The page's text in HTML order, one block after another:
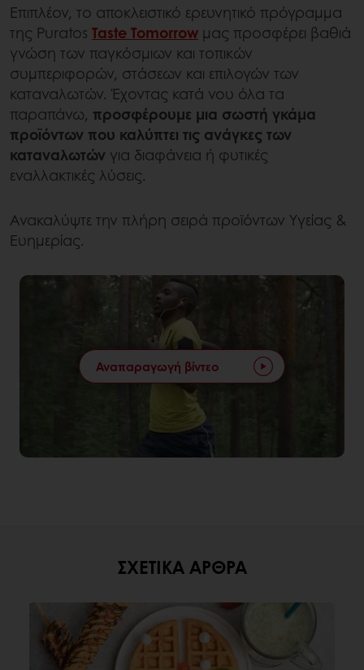
Επιπλέον, το αποκλειστικό ερευνητικό πρόγραμμα
της Puratos Taste Tomorrow μας προσφέρει βαθιά
γνώση των παγκόσμιων και τοπικών
συμπεριφορών, στάσεων και επιλογών των
καταναλωτών. Έχοντας κατά νου όλα τα
παραπάνω, προσφέρουμε μια σωστή γκάμα
προϊόντων που καλύπτει τις ανάγκες των
καταναλωτών για διαφάνεια ή φυτικές
εναλλακτικές λύσεις.
Ανακαλύψτε την πλήρη σειρά προϊόντων Υγείας &
Ευημερίας.
Αναπαραγωγή βίντεο
ΣΧΕΤΙΚΆ ΆΡΘΡΑ